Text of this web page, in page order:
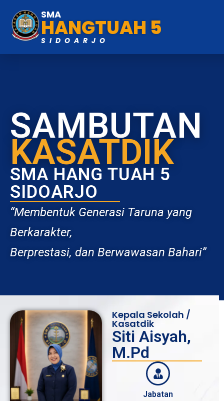
SMA
HANGTUAH 5
SIDOARJO
SAMBUTAN
KASATDIK
SMA HANG TUAH 5
SIDOARJO
“Membentuk Generasi Taruna yang
Berkarakter,
Berprestasi, dan Berwawasan Bahari”
Kepala Sekolah /
Kasatdik
Siti Aisyah,
M.Pd
Jabatan